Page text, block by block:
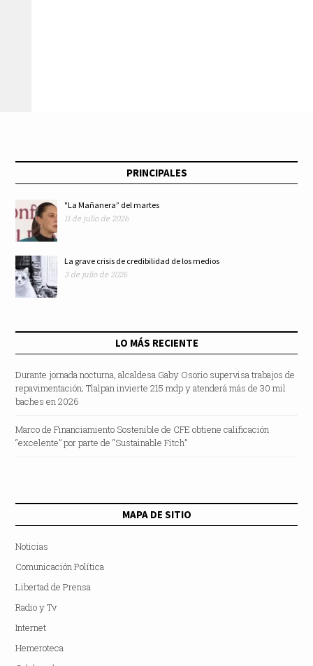
PRINCIPALES
"La Mañanera” del martes
11 de julio de 2026
La grave crisis de credibilidad de los medios
3 de julio de 2026
LO MÁS RECIENTE
Durante jornada nocturna, alcaldesa Gaby Osorio supervisa trabajos de
repavimentación; Tlalpan invierte 215 mdp y atenderá más de 30 mil
baches en 2026
Marco de Financiamiento Sostenible de CFE obtiene calificación
“excelente” por parte de “Sustainable Fitch”
MAPA DE SITIO
Noticias
Comunicación Política
Libertad de Prensa
Radio y Tv
Internet
Hemeroteca